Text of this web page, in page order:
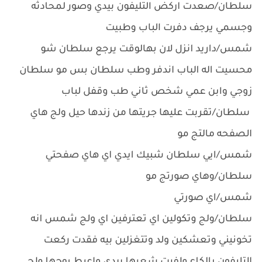
سلطان/صعدت اركض التليفون بيدي وصور لمحادثه
وجسمي يرجف دفرت الباب وطبيت
شمس/داريد انزل لان بهالوقت يرجع سلطان شو
محسيت اله الباب اندفر وطب سلطان بس مو سلطان
زوجي وابن عمي شخص ثاني طب وقفل لباب
سلطان/تقربت عليها جريتها من زندها حيل ولج هاي
الصفحه مالتج مو
شمس/ايي سلطان شبيك ايدي اي هاي صفحتي
سلطان/وهاي صورتج مو
شمس/اي صورتي
سلطان/ولج وتكولين اي تعترفين اي ولج شمس انه
تخونيني وتعشكين ولد وتتغزلين بيه فقدت ركعت